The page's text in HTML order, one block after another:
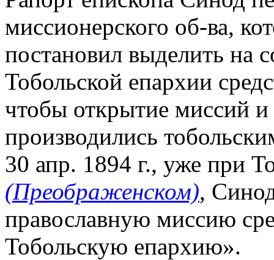
миссионерского об-ва,
постановил выделить на
Тобольской епархии
чтобы открытие миссий и
производились
30 апр. 1894 г., уже при
(Преображенском),
православную миссию
Тобольскую епархию».